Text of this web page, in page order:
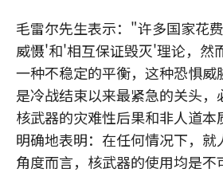
毛雷尔先生表示："许多国家花
威慑'和'相互保证毁灭'理论，然
一种不稳定的平衡，这种恐惧威
是冷战结束以来最紧急的关头，
核武器的灾难性后果和非人道
明确地表明：在任何情况下，
角度而言，核武器的使用均是不